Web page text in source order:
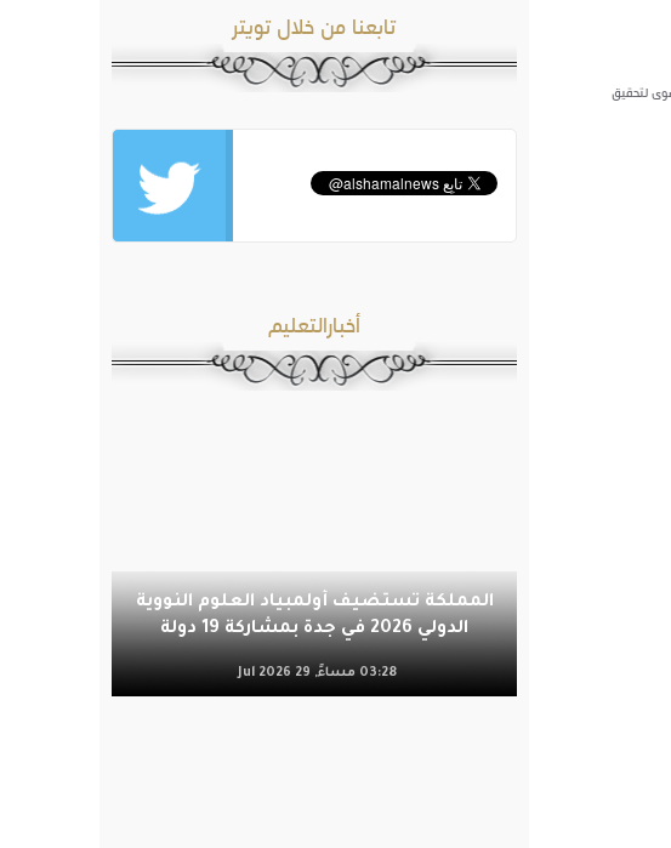
لتحقيق
تابعنا من خلال تويتر
أخبارالتعليم
المملكة تستضيف أولمبياد العلوم النووية
الدولي 2026 في جدة بمشاركة 19 دولة
03:28 مساءً, 29 Jul 2026